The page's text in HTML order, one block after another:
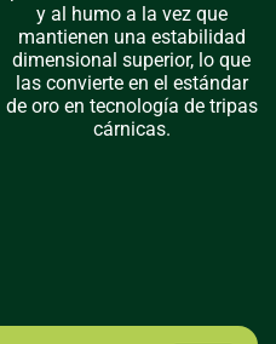
y al humo a la vez que
mantienen una estabilidad
dimensional superior, lo que
las convierte en el estándar
de oro en tecnología de tripas
cárnicas.